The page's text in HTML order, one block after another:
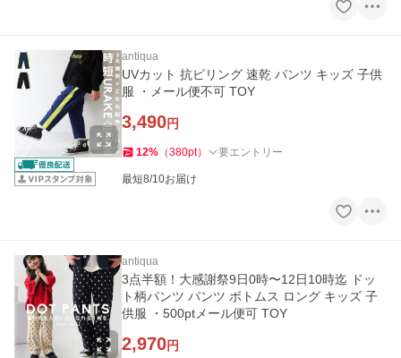
antiqua
UVカット 抗ピリング 速乾 パンツ キッズ 子供
服 ・メール便不可 TOY
3,490円
12% （380pt） 要エントリー
最短8/10お届け
antiqua
3点半額！大感謝祭9日0時〜12日10時迄 ドッ
ト柄パンツ パンツ ボトムス ロング キッズ 子
供服 ・500ptメール便可 TOY
2,970円